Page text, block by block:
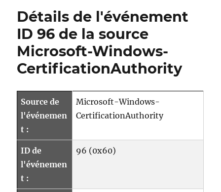
mit
100
der
Quelle
Microsoft-
Détails de l'événement
ID 96 de la source
Microsoft-Windows-
CertificationAuthority
Source de
l'événemen
t :
Microsoft-Windows-
CertificationAuthority
ID de
l'événemen
t :
96 (0x60)